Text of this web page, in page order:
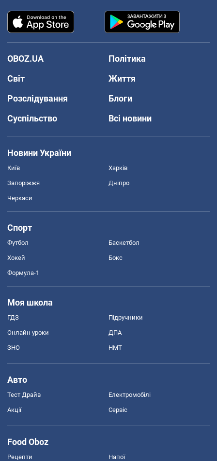
OBOZ.UA
Політика
Світ
Життя
Розслідування
Блоги
Суспільство
Всі новини
Новини України
Київ Харків
Запоріжжя Дніпро
Черкаси
Спорт
Футбол Баскетбол
Хокей Бокс
Формула-1
Моя школа
ГДЗ Підручники
Онлайн уроки ДПА
ЗНО НМТ
Авто
Тест Драйв Електромобілі
Акції Сервіс
Food Oboz
Рецепти Напої